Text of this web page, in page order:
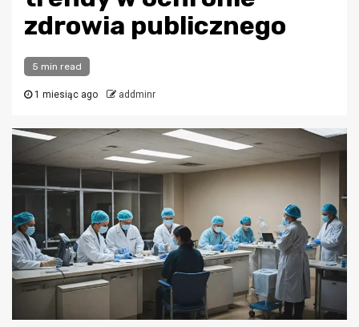
zdrowia publicznego
5 min read
1 miesiąc ago addminr